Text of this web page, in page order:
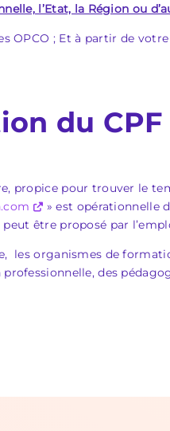
l’Etat, la Région ou
OPCO ; Et à partir de
du CPF
propice pour trouver le
» est opérationnelle
être proposé par
les organismes de
des